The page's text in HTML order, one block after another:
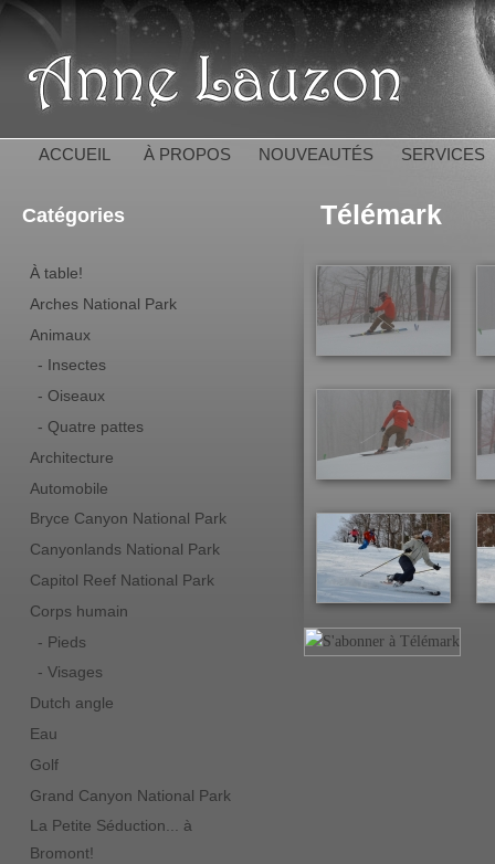
Anne
ACCUEIL À PROPOS NOUVEAUTÉS SERVICES
Catégories
À table!
Arches National Park
Animaux
- Insectes
- Oiseaux
- Quatre pattes
Architecture
Automobile
Bryce Canyon National Park
Canyonlands National Park
Capitol Reef National Park
Corps humain
- Pieds
- Visages
Dutch angle
Eau
Golf
Grand Canyon National Park
La Petite Séduction... à
Bromont!
Télémark